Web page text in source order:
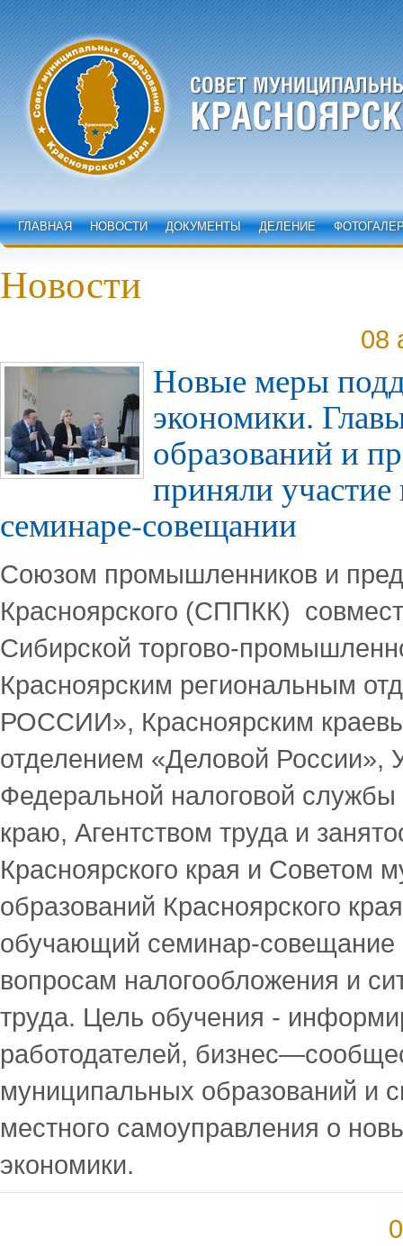
ГЛАВНАЯ НОВОСТИ ДОКУМЕНТЫ ДЕЛЕНИЕ
Новости
08
Новые меры
экономики.
образований и
приняли
семинаре-совещании
Союзом промышленников и
Красноярского (СППКК)
Сибирской торгово-
Красноярским региональным
РОССИИ», Красноярским
отделением «Деловой России»,
Федеральной налоговой
краю, Агентством труда и
Красноярского края и Советом
образований Красноярского
обучающий семинар-совещание
вопросам налогообложения и
труда. Цель обучения -
работодателей,
муниципальных образований и
местного самоуправления о
экономики.